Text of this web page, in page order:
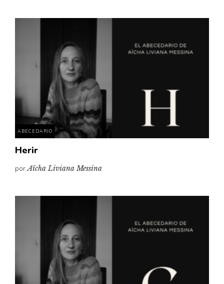
ABECEDARIO
Herir
porAïcha Liviana Messina